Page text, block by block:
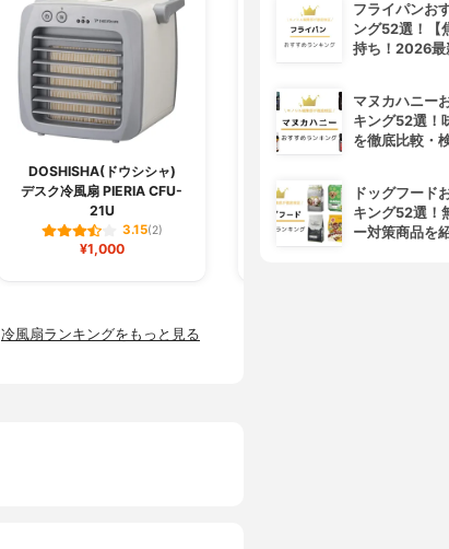
DOSHISHA(ドウシシャ)
デスク冷風扇 PIERIA CFU-
21U
3.15(2)
¥1,000
テクノイオン搭載リモコン冷風
扇風機 TCI-007
3.15(2)
冷風扇ランキングをもっと見る
フライパンお
ング52選！【
持ち！2026最
マヌカハニー
キング52選！
を徹底比較・
ドッグフード
キング52選！
ー対策商品を